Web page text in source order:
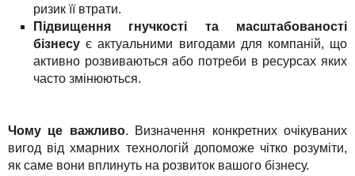
ризик її втрати.
Підвищення гнучкості та масштабованості
бізнесу є актуальними вигодами для компаній, що
активно розвиваються або потреби в ресурсах яких
часто змінюються.
Чому це важливо. Визначення конкретних очікуваних
вигод від хмарних технологій допоможе чітко розуміти,
як саме вони вплинуть на розвиток вашого бізнесу.